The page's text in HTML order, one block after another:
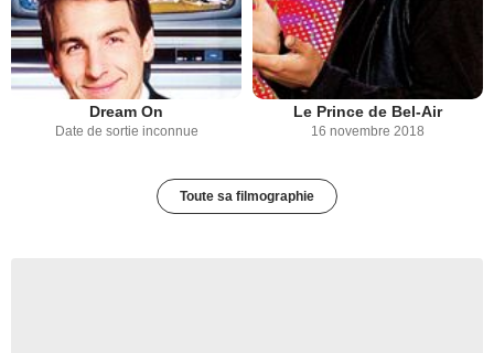
Dream On
Date de sortie inconnue
Le Prince de Bel-Air
16 novembre 2018
Toute sa filmographie